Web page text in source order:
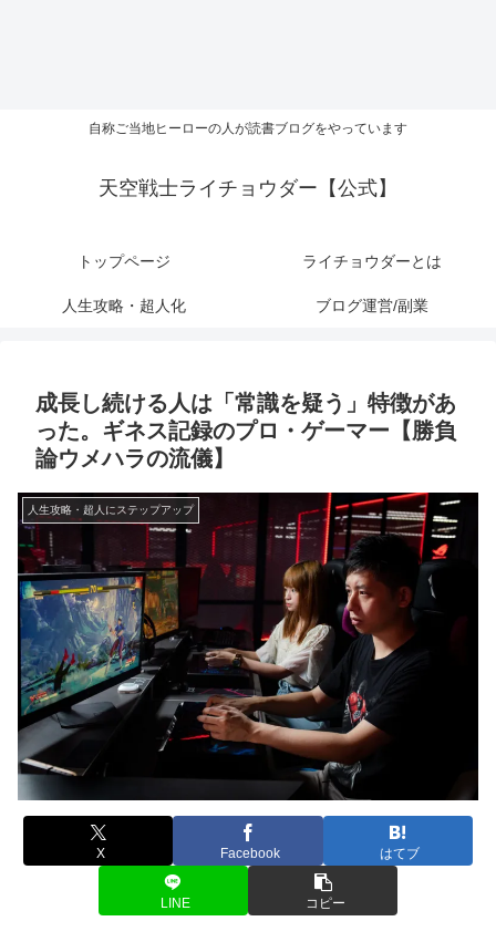
自称ご当地ヒーローの人が読書ブログをやっています
天空戦士ライチョウダー【公式】
トップページ ライチョウダーとは
人生攻略・超人化 ブログ運営/副業
成長し続ける人は「常識を疑う」特徴があ
った。ギネス記録のプロ・ゲーマー【勝負
論ウメハラの流儀】
人生攻略・超人にステップアップ
X Facebook はてブ
LINE コピー